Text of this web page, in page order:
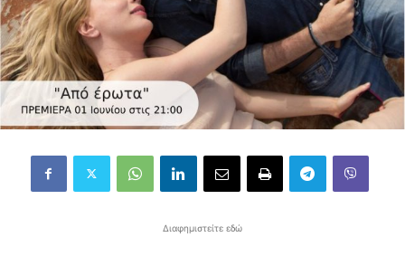
Διαφημιστείτε εδώ